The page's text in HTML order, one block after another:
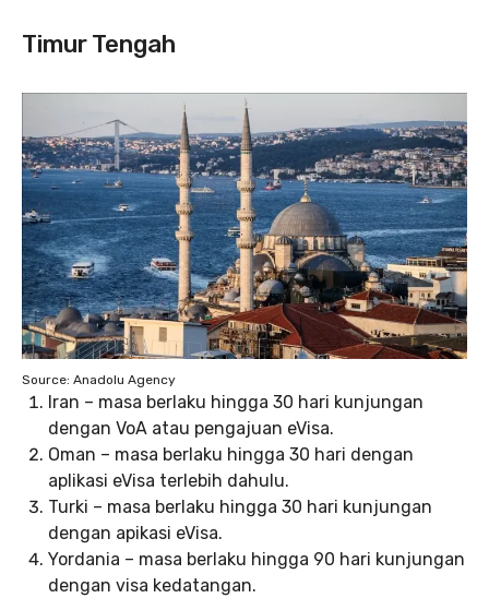
Timur Tengah
Source: Anadolu Agency
Iran – masa berlaku hingga 30 hari kunjungan
dengan VoA atau pengajuan eVisa.
Oman – masa berlaku hingga 30 hari dengan
aplikasi eVisa terlebih dahulu.
Turki – masa berlaku hingga 30 hari kunjungan
dengan apikasi eVisa.
Yordania – masa berlaku hingga 90 hari kunjungan
dengan visa kedatangan.